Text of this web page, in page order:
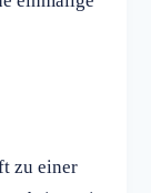
zu einer